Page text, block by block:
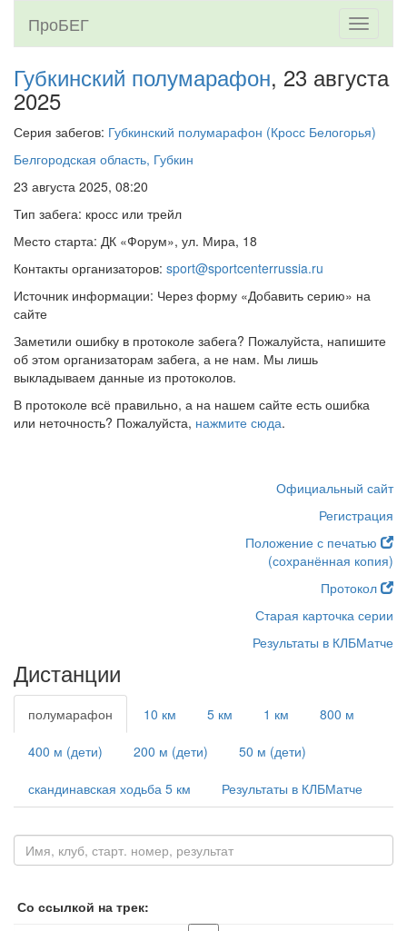
Toggle
ПроБЕГ
Губкинский полумарафон, 23 августа
2025
Серия забегов: Губкинский полумарафон (Кросс Белогорья)
Белгородская область, Губкин
23 августа 2025, 08:20
Тип забега: кросс или трейл
Место старта: ДК «Форум», ул. Мира, 18
Контакты организаторов: sport@sportcenterrussia.ru
Источник информации: Через форму «Добавить серию» на
сайте
Заметили ошибку в протоколе забега? Пожалуйста, напишите
об этом организаторам забега, а не нам. Мы лишь
выкладываем данные из протоколов.
В протоколе всё правильно, а на нашем сайте есть ошибка
или неточность? Пожалуйста, нажмите сюда.
Официальный сайт
Регистрация
Положение с печатью
(сохранённая копия)
Протокол
Старая карточка серии
Результаты в КЛБМатче
Дистанции
полумарафон 10 км 5 км 1 км 800 м
400 м (дети) 200 м (дети) 50 м (дети)
скандинавская ходьба 5 км Результаты в КЛБМатче
Со ссылкой на трек: